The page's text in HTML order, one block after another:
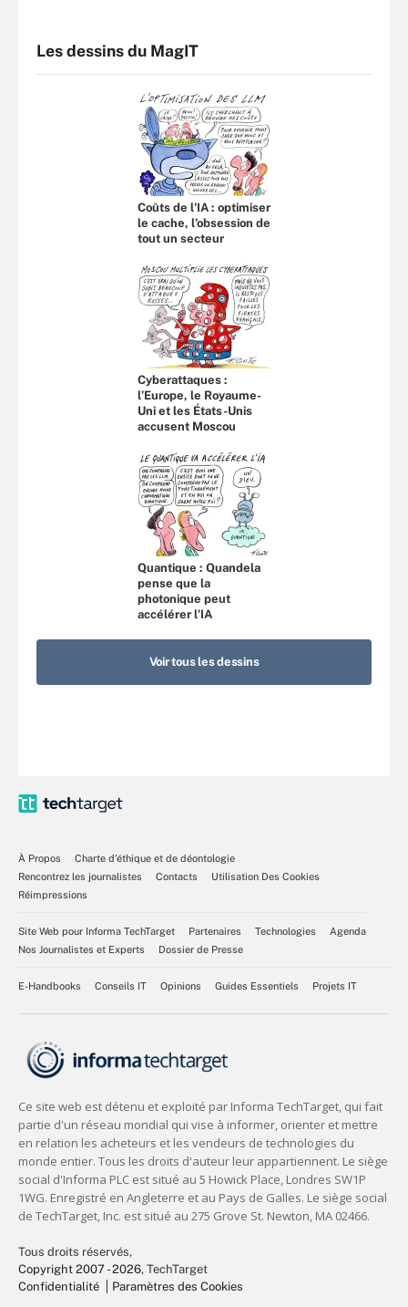
Les dessins du MagIT
Coûts de l'IA : optimiser
le cache, l’obsession de
tout un secteur
Cyberattaques :
l’Europe, le Royaume-
Uni et les États-Unis
accusent Moscou
Quantique : Quandela
pense que la
photonique peut
accélérer l’IA
Voir tous les dessins
À Propos
Charte d’éthique et de déontologie
Rencontrez les journalistes
Contacts
Utilisation Des Cookies
Réimpressions
Site Web pour Informa TechTarget Partenaires Technologies
Agenda
Nos Journalistes et Experts
Dossier de Presse
E-Handbooks Conseils IT Opinions Guides Essentiels Projets IT
Tous droits réservés,
Copyright 2007 - 2026, TechTarget
Confidentialité
Paramètres des Cookies